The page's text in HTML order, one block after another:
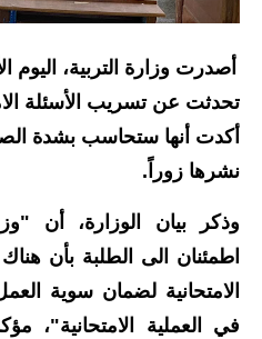
أصدرت وزارة التربية، اليوم
تحدثت عن تسريب الأسئلة
أكدت أنها ستحاسب بشدة
نشرها زوراً.
وذكر بيان الوزارة، أن
اطمئنان الى الطلبة بأن
الامتحانية لضمان سوية
في العملية الامتحانية"،